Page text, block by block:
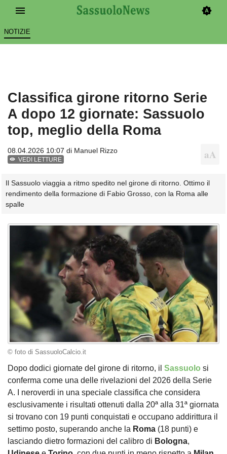
NOTIZIE
Classifica girone ritorno Serie
A dopo 12 giornate: Sassuolo
top, meglio della Roma
08.04.2026 10:07 di Manuel Rizzo
VEDI LETTURE
Il Sassuolo viaggia a ritmo spedito nel girone di ritorno. Ottimo il
rendimento della formazione di Fabio Grosso, con la Roma alle
spalle
© foto di SassuoloCalcio.it
Dopo dodici giornate del girone di ritorno, il Sassuolo si
conferma come una delle rivelazioni del 2026 della Serie
A. I neroverdi in una speciale classifica che considera
esclusivamente i risultati ottenuti dalla 20ª alla 31ª giornata
si trovano con 19 punti conquistati e occupano addirittura il
settimo posto, superando anche la Roma (18 punti) e
lasciando dietro formazioni del calibro di Bologna,